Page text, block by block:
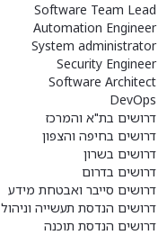
Software Team Lead
Automation Engineer
System administrator
Security Engineer
Software Architect
DevOps
דרושים בת"א והמרכז
דרושים בחיפה והצפון
דרושים בשרון
דרושים בדרום
דרושים סייבר ואבטחת מידע
דרושים הנדסת תעשייה וניהול
דרושים הנדסת תוכנה